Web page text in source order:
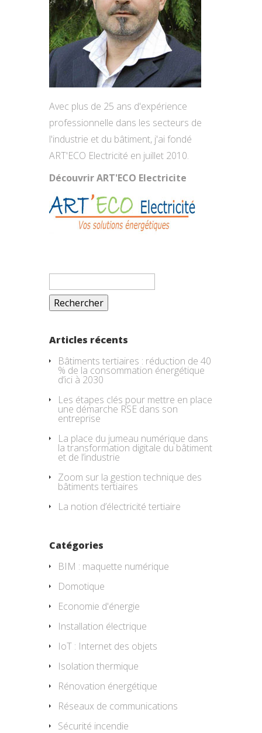
Avec plus de 25 ans d'expérience
professionnelle dans les secteurs de
l'industrie et du bâtiment, j'ai fondé
ART'ECO Electricité en juillet 2010.
Découvrir ART'ECO Electricite
Rechercher :
Articles récents
Bâtiments tertiaires : réduction de 40
% de la consommation énergétique
d’ici à 2030
Les étapes clés pour mettre en place
une démarche RSE dans son
entreprise
La place du jumeau numérique dans
la transformation digitale du bâtiment
et de l’industrie
Zoom sur la gestion technique des
bâtiments tertiaires
La notion d’électricité tertiaire
Catégories
BIM : maquette numérique
Domotique
Economie d'énergie
Installation électrique
IoT : Internet des objets
Isolation thermique
Rénovation énergétique
Réseaux de communications
Sécurité incendie